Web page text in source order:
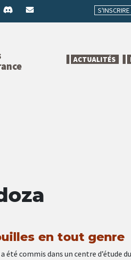
ACTUALITÉS
en tout genre
été commis dans un centre d’étude